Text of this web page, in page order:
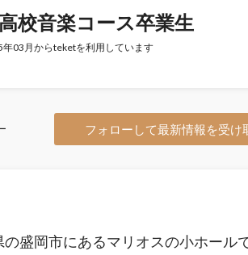
校音楽コース卒業生
年03月からteketを利用しています
フォローして最新情報を受け
盛岡市にあるマリオスの小ホール